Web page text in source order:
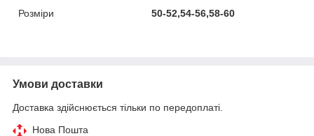
Розміри
50-52,54-56,58-60
Умови доставки
Доставка здійснюється тільки по передоплаті.
Нова Пошта